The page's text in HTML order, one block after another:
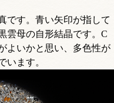
です。青い矢印が指して
雲母の自形結晶です。C
よいかと思い、多色性が
います。